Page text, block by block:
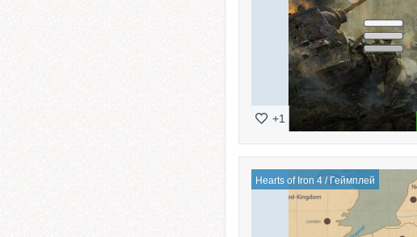
+1
Hearts of Iron 4 / Геймплей